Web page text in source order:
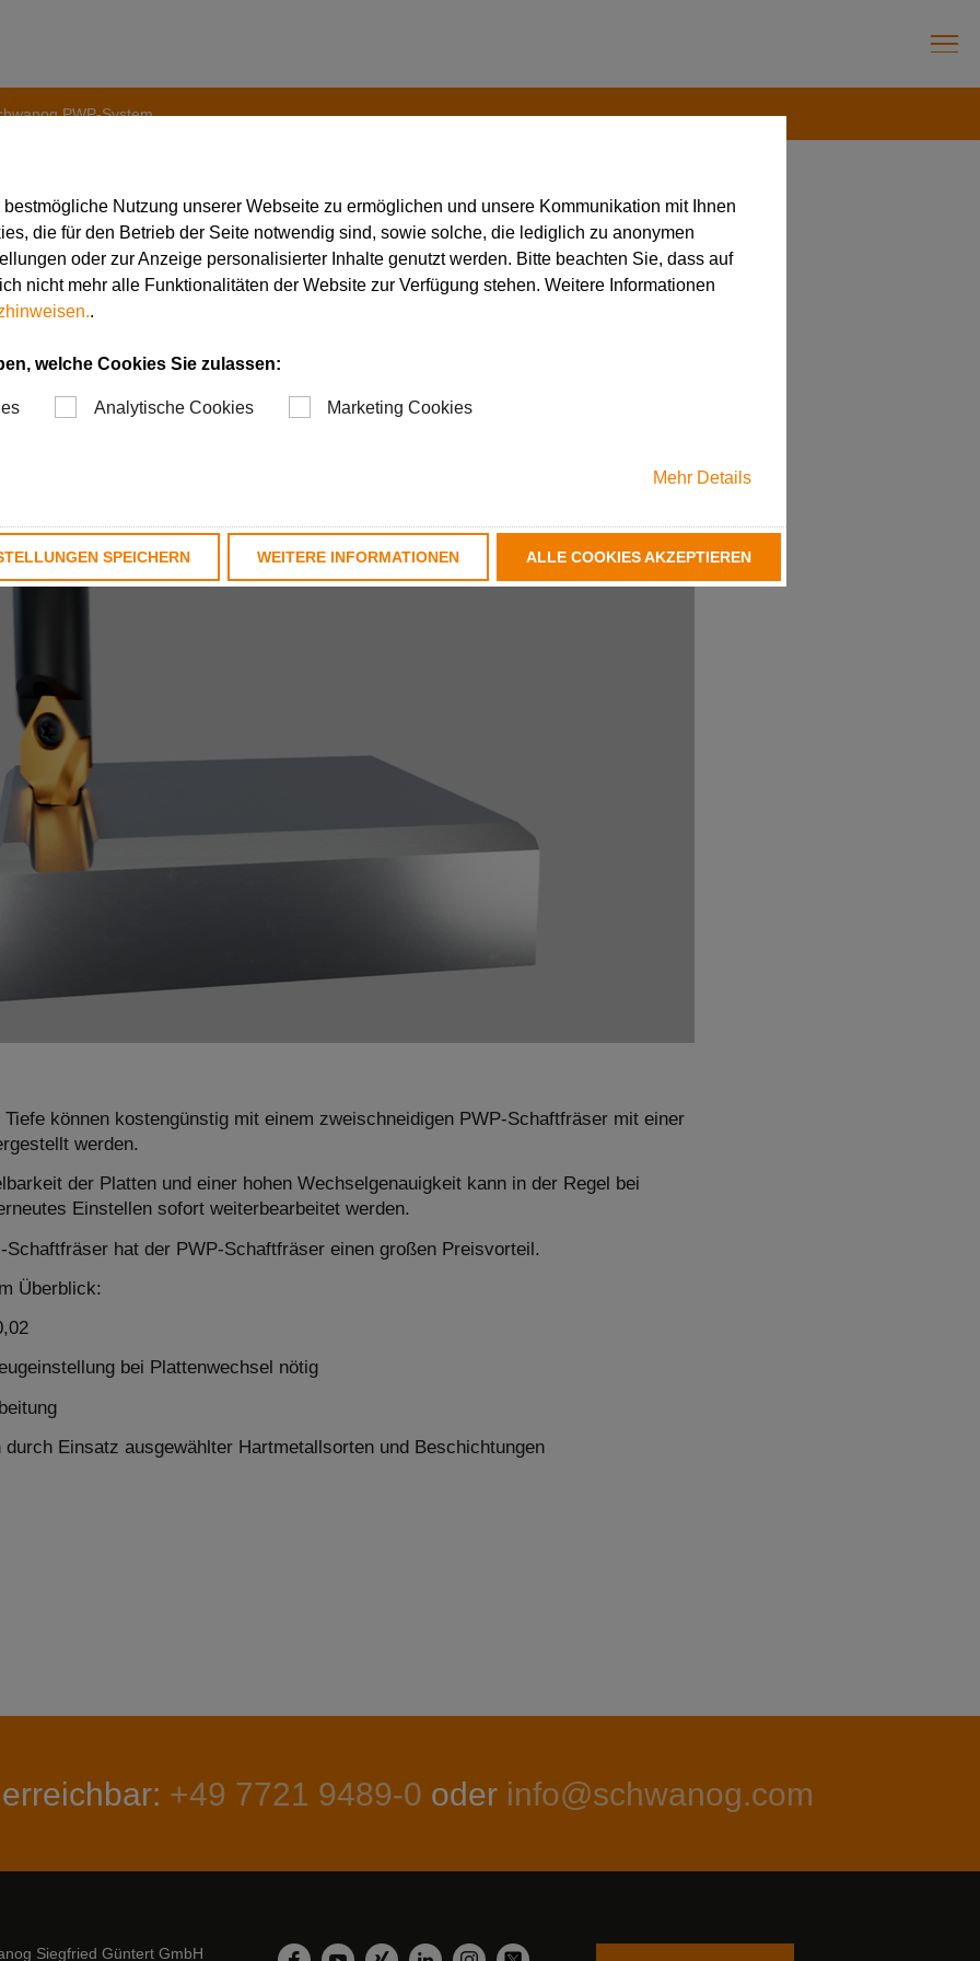
Nutzung unserer Webseite zu ermöglichen und unsere Kommunikation mit Ihnen
die für den Betrieb der Seite notwendig sind, sowie solche, die lediglich zu anonymen
oder zur Anzeige personalisierter Inhalte genutzt werden. Bitte beachten Sie, dass auf
nicht mehr alle Funktionalitäten der Website zur Verfügung stehen. Weitere Informationen
.
welche Cookies Sie zulassen:
Analytische Cookies Marketing Cookies
Mehr Details
SPEICHERN WEITERE INFORMATIONEN ALLE COOKIES AKZEPTIEREN
PWP-System
Nuten mit dem Schwanog
können kostengünstig mit einem zweischneidigen PWP-Schaftfräser mit einer
werden.
der Platten und einer hohen Wechselgenauigkeit kann in der Regel bei
Einstellen sofort weiterbearbeitet werden.
Schaftfräser hat der PWP-Schaftfräser einen großen Preisvorteil.
Überblick:
bei Plattenwechsel nötig
Einsatz ausgewählter Hartmetallsorten und Beschichtungen
+49 7721 9489-0 oder info@schwanog.com
Siegfried Güntert GmbH